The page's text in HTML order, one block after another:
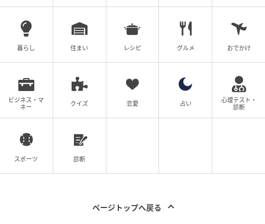
暮らし 住まい レシピ グルメ おでかけ
ビジネス・マ
ネー
クイズ 恋愛 占い
心理テスト・
診断
スポーツ 診断
ページトップへ戻る